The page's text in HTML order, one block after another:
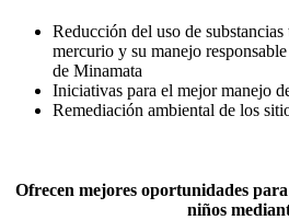
Reducción del uso de
mercurio y su manejo
de Minamata
Iniciativas para el mejor manejo
Remediación ambiental de los
Ofrecen mejores oportunidadespara
niños